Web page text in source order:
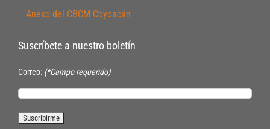
– Anexo del CBCM Coyoacán
Suscríbete a nuestro boletín
Correo: (*Campo requerido)